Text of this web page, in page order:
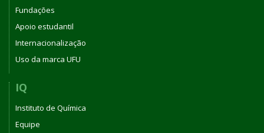
Fundações
Apoio estudantil
Internacionalização
Uso da marca UFU
IQ
Instituto de Química
Equipe